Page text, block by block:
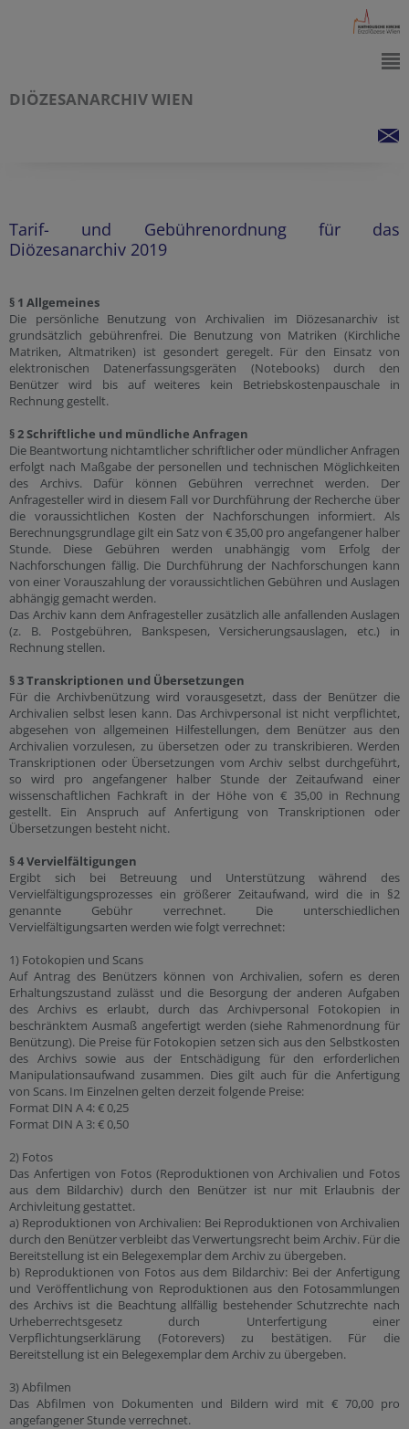
DIÖZESANARCHIV WIEN
Tarif- und Gebührenordnung für das
Diözesanarchiv 2019
§ 1 Allgemeines
Die persönliche Benutzung von Archivalien im Diözesanarchiv ist
grundsätzlich gebührenfrei. Die Benutzung von Matriken (Kirchliche
Matriken, Altmatriken) ist gesondert geregelt. Für den Einsatz von
elektronischen Datenerfassungsgeräten (Notebooks) durch den
Benützer wird bis auf weiteres kein Betriebskostenpauschale in
Rechnung gestellt.
§ 2 Schriftliche und mündliche Anfragen
Die Beantwortung nichtamtlicher schriftlicher oder mündlicher Anfragen
erfolgt nach Maßgabe der personellen und technischen Möglichkeiten
des Archivs. Dafür können Gebühren verrechnet werden. Der
Anfragesteller wird in diesem Fall vor Durchführung der Recherche über
die voraussichtlichen Kosten der Nachforschungen informiert. Als
Berechnungsgrundlage gilt ein Satz von € 35,00 pro angefangener halber
Stunde. Diese Gebühren werden unabhängig vom Erfolg der
Nachforschungen fällig. Die Durchführung der Nachforschungen kann
von einer Vorauszahlung der voraussichtlichen Gebühren und Auslagen
abhängig gemacht werden.
Das Archiv kann dem Anfragesteller zusätzlich alle anfallenden Auslagen
(z. B. Postgebühren, Bankspesen, Versicherungsauslagen, etc.) in
Rechnung stellen.
§ 3 Transkriptionen und Übersetzungen
Für die Archivbenützung wird vorausgesetzt, dass der Benützer die
Archivalien selbst lesen kann. Das Archivpersonal ist nicht verpflichtet,
abgesehen von allgemeinen Hilfestellungen, dem Benützer aus den
Archivalien vorzulesen, zu übersetzen oder zu transkribieren. Werden
Transkriptionen oder Übersetzungen vom Archiv selbst durchgeführt,
so wird pro angefangener halber Stunde der Zeitaufwand einer
wissenschaftlichen Fachkraft in der Höhe von € 35,00 in Rechnung
gestellt. Ein Anspruch auf Anfertigung von Transkriptionen oder
Übersetzungen besteht nicht.
§ 4 Vervielfältigungen
Ergibt sich bei Betreuung und Unterstützung während des
Vervielfältigungsprozesses ein größerer Zeitaufwand, wird die in §2
genannte Gebühr verrechnet. Die unterschiedlichen
Vervielfältigungsarten werden wie folgt verrechnet:
1) Fotokopien und Scans
Auf Antrag des Benützers können von Archivalien, sofern es deren
Erhaltungszustand zulässt und die Besorgung der anderen Aufgaben
des Archivs es erlaubt, durch das Archivpersonal Fotokopien in
beschränktem Ausmaß angefertigt werden (siehe Rahmenordnung für
Benützung). Die Preise für Fotokopien setzen sich aus den Selbstkosten
des Archivs sowie aus der Entschädigung für den erforderlichen
Manipulationsaufwand zusammen. Dies gilt auch für die Anfertigung
von Scans. Im Einzelnen gelten derzeit folgende Preise:
Format DIN A 4: € 0,25
Format DIN A 3: € 0,50
2) Fotos
Das Anfertigen von Fotos (Reproduktionen von Archivalien und Fotos
aus dem Bildarchiv) durch den Benützer ist nur mit Erlaubnis der
Archivleitung gestattet.
a) Reproduktionen von Archivalien: Bei Reproduktionen von Archivalien
durch den Benützer verbleibt das Verwertungsrecht beim Archiv. Für die
Bereitstellung ist ein Belegexemplar dem Archiv zu übergeben.
b) Reproduktionen von Fotos aus dem Bildarchiv: Bei der Anfertigung
und Veröffentlichung von Reproduktionen aus den Fotosammlungen
des Archivs ist die Beachtung allfällig bestehender Schutzrechte nach
Urheberrechtsgesetz durch Unterfertigung einer
Verpflichtungserklärung (Fotorevers) zu bestätigen. Für die
Bereitstellung ist ein Belegexemplar dem Archiv zu übergeben.
3) Abfilmen
Das Abfilmen von Dokumenten und Bildern wird mit € 70,00 pro
angefangener Stunde verrechnet.